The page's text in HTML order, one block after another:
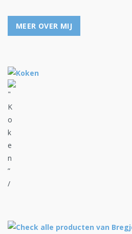
MEER OVER MIJ